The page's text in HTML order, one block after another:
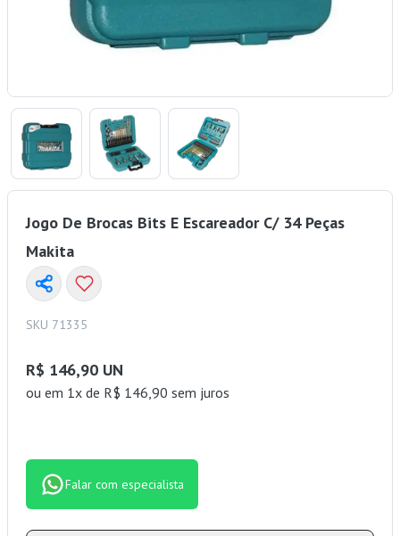
Jogo De Brocas Bits E Escareador C/ 34 Peças
Makita
SKU 71335
R$ 146,90 UN
ou em 1x de R$ 146,90 sem juros
Falar com especialista